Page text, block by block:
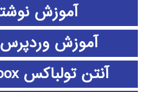
آموزش
آموزش وردپرس wordpress
آنتن تولباکس antenna toolbox